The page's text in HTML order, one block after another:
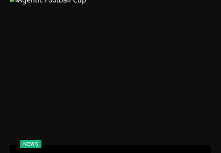
NEWS